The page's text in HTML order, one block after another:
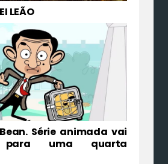
LEÃO
Série animada vai
para uma quarta